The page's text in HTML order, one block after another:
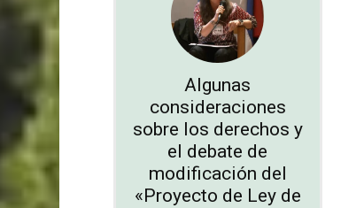
Algunas
consideraciones
sobre los derechos y
el debate de
modificación del
«Proyecto de Ley de